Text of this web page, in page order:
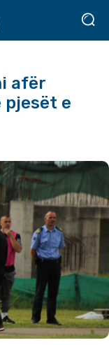
afër
pjesët e